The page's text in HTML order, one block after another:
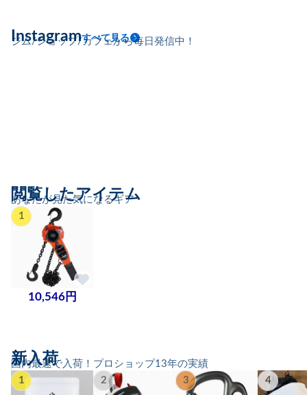
ジム/ショップ/カフェから毎日発信中！
Instagramすべて見る
あなたが見た気になるギア
閲覧したアイテム
1
10,546円
国内最速で入荷！プロショップ13年の実績
新入荷
1 2 3 4